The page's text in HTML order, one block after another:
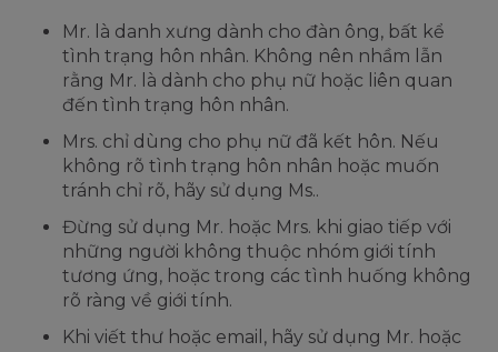
Mr. là danh xưng dành cho đàn ông, bất kể
tình trạng hôn nhân. Không nên nhầm lẫn
rằng Mr. là dành cho phụ nữ hoặc liên quan
đến tình trạng hôn nhân.
Mrs. chỉ dùng cho phụ nữ đã kết hôn. Nếu
không rõ tình trạng hôn nhân hoặc muốn
tránh chỉ rõ, hãy sử dụng Ms..
Đừng sử dụng Mr. hoặc Mrs. khi giao tiếp với
những người không thuộc nhóm giới tính
tương ứng, hoặc trong các tình huống không
rõ ràng về giới tính.
Khi viết thư hoặc email, hãy sử dụng Mr. hoặc